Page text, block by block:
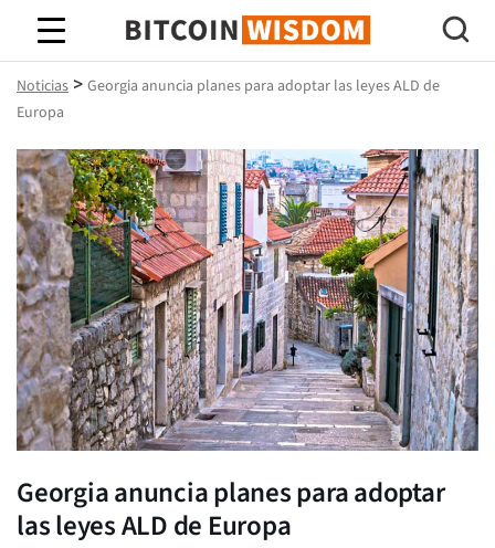
Sabiduría de Bitcoin
Noticias > Georgia anuncia planes para adoptar las leyes ALD de
Europa
Georgia anuncia planes para adoptar
las leyes ALD de Europa